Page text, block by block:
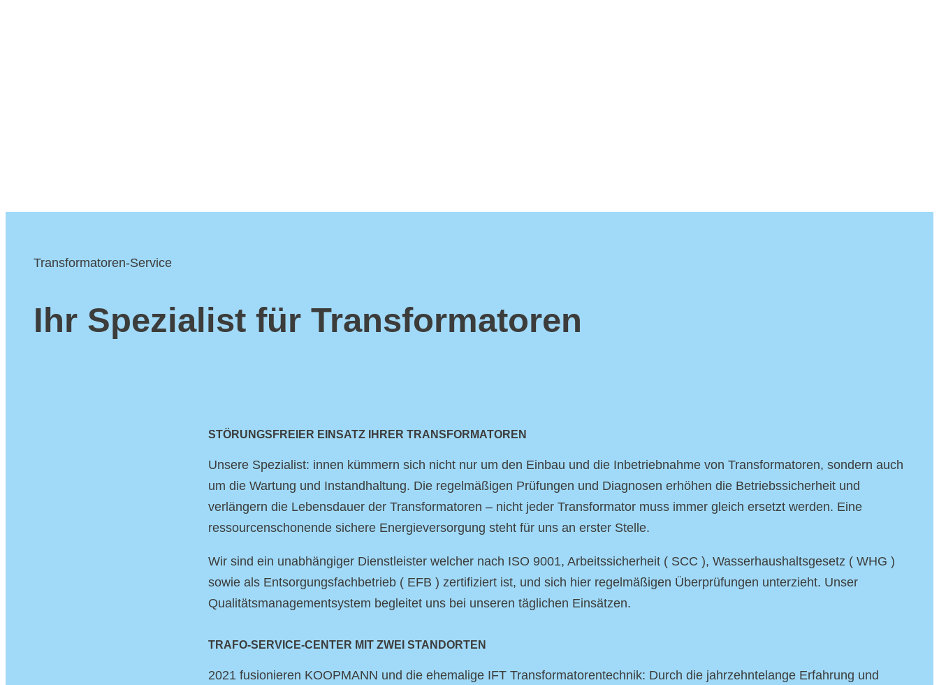
Transformatoren-Service
Ihr Spezialist für Transformatoren
STÖRUNGSFREIER EINSATZ IHRER TRANSFORMATOREN
Unsere Spezialist: innen kümmern sich nicht nur um den Einbau und die Inbetriebnahme von Transformatoren, sondern auch
um die Wartung und Instandhaltung. Die regelmäßigen Prüfungen und Diagnosen erhöhen die Betriebssicherheit und
verlängern die Lebensdauer der Transformatoren – nicht jeder Transformator muss immer gleich ersetzt werden. Eine
ressourcenschonende sichere Energieversorgung steht für uns an erster Stelle.
Wir sind ein unabhängiger Dienstleister welcher nach ISO 9001, Arbeitssicherheit ( SCC ), Wasserhaushaltsgesetz ( WHG )
sowie als Entsorgungsfachbetrieb ( EFB ) zertifiziert ist, und sich hier regelmäßigen Überprüfungen unterzieht. Unser
Qualitätsmanagementsystem begleitet uns bei unseren täglichen Einsätzen.
TRAFO-SERVICE-CENTER MIT ZWEI STANDORTEN
2021 fusionieren KOOPMANN und die ehemalige IFT Transformatorentechnik: Durch die jahrzehntelange Erfahrung und